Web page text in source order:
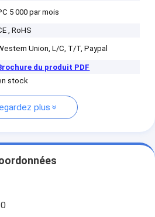
5 000 par mois
, RoHS
Union, L/C, T/T, Paypal
du produit PDF
stock
plus